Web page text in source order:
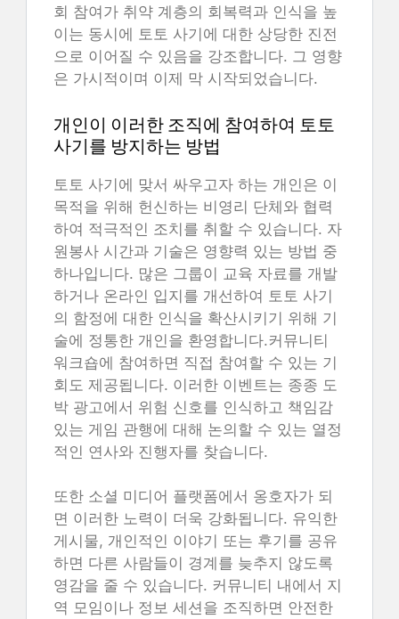
회 참여가 취약 계층의 회복력과 인식을 높
이는 동시에 토토 사기에 대한 상당한 진전
으로 이어질 수 있음을 강조합니다. 그 영향
은 가시적이며 이제 막 시작되었습니다.
개인이 이러한 조직에 참여하여 토토
사기를 방지하는 방법
토토 사기에 맞서 싸우고자 하는 개인은 이
목적을 위해 헌신하는 비영리 단체와 협력
하여 적극적인 조치를 취할 수 있습니다. 자
원봉사 시간과 기술은 영향력 있는 방법 중
하나입니다. 많은 그룹이 교육 자료를 개발
하거나 온라인 입지를 개선하여 토토 사기
의 함정에 대한 인식을 확산시키기 위해 기
술에 정통한 개인을 환영합니다.커뮤니티
워크숍에 참여하면 직접 참여할 수 있는 기
회도 제공됩니다. 이러한 이벤트는 종종 도
박 광고에서 위험 신호를 인식하고 책임감
있는 게임 관행에 대해 논의할 수 있는 열정
적인 연사와 진행자를 찾습니다.
또한 소셜 미디어 플랫폼에서 옹호자가 되
면 이러한 노력이 더욱 강화됩니다. 유익한
게시물, 개인적인 이야기 또는 후기를 공유
하면 다른 사람들이 경계를 늦추지 않도록
영감을 줄 수 있습니다. 커뮤니티 내에서 지
역 모임이나 정보 세션을 조직하면 안전한